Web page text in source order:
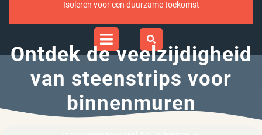
Isoleren voor een duurzame toekomst
Open
Ontdek de veelzijdigheid
van steenstrips voor
binnenmuren